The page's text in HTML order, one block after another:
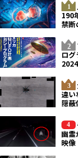
190
禁断
ロ
違い
隠蔽
幽霊
映像